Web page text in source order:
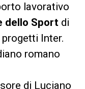
lavorativo
dello Sportdi
progetti Inter.
romano
di Luciano